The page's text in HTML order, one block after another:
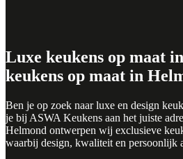
Luxe keukens op maat
keukens op maat in
Ben je op zoek naar luxe en design
je bij ASWA Keukens aan het juiste
Helmond ontwerpen wij exclusieve
waarbij design, kwaliteit en persoonlijk